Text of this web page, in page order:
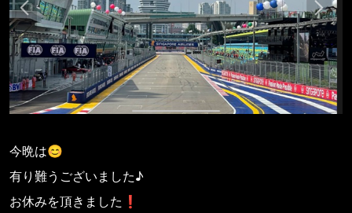
今晩は😊
有り難うございました♪
お休みを頂きました❗️